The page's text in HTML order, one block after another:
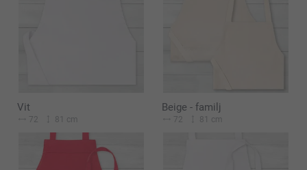
Vit
72 81 cm
Beige - familj
72 81 cm